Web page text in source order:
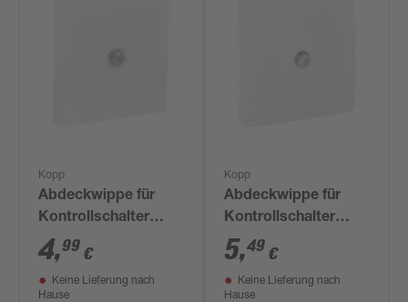
Kopp
Abdeckwippe für
Kontrollschalter
'Athenis' reinweiß
4,99 €
Keine Lieferung nach
Hause
Kopp
Abdeckwippe für
Kontrollschalter
'Venedig' reinweiß
5,49 €
Keine Lieferung nach
Hause